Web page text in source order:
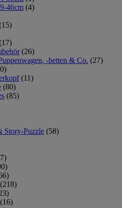
46cm (4)
(26)
-betten & Co. (27)
(11)
(80)
(85)
Story-Puzzle (58)
(218)
(16)